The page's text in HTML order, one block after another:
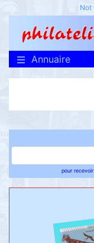
Not
Annuaire
pour